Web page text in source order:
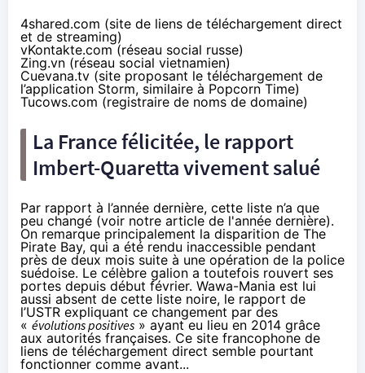
4shared.com (site de liens de téléchargement direct
et de streaming)
vKontakte.com (réseau social russe)
Zing.vn (réseau social vietnamien)
Cuevana.tv (site proposant le téléchargement de
l’application Storm, similaire à Popcorn Time)
Tucows.com (registraire de noms de domaine)
La France félicitée, le rapport
Imbert-Quaretta vivement salué
Par rapport à l’année dernière, cette liste n’a que
peu changé (voir notre article de l'année dernière).
On remarque principalement la disparition de The
Pirate Bay, qui a été rendu inaccessible pendant
près de deux mois suite à une opération de la police
suédoise. Le célèbre galion a toutefois rouvert ses
portes depuis début février. Wawa-Mania est lui
aussi absent de cette liste noire, le rapport de
l’USTR expliquant ce changement par des
« évolutions positives » ayant eu lieu en 2014 grâce
aux autorités françaises. Ce site francophone de
liens de téléchargement direct semble pourtant
fonctionner comme avant...